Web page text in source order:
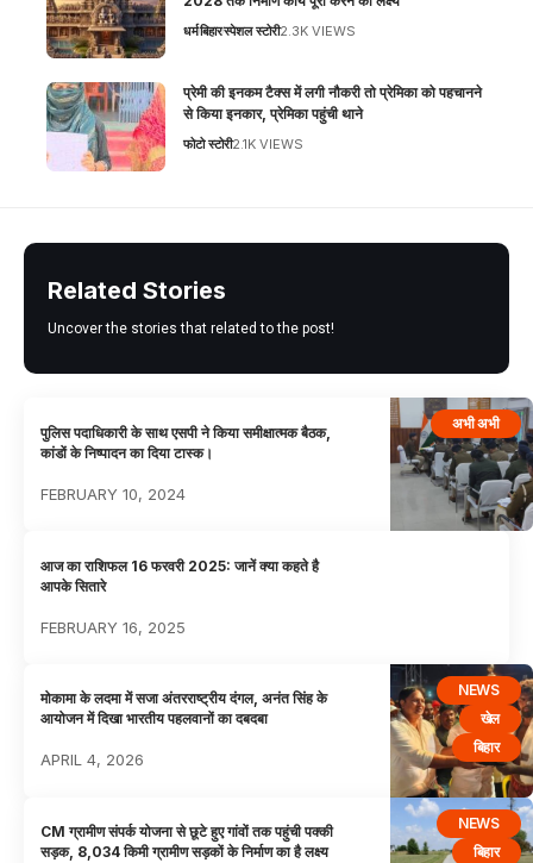
धर्मबिहारस्पेशल स्टोरी2.3K VIEWS
प्रेमी की इनकम टैक्स में लगी नौकरी तो प्रेमिका को पहचानने
से किया इनकार, प्रेमिका पहुंची थाने
फोटो स्टोरी2.1K VIEWS
Related Stories
Uncover the stories that related to the post!
अभी अभी
पुलिस पदाधिकारी के साथ एसपी ने किया समीक्षात्मक बैठक,
कांडों के निष्पादन का दिया टास्क।
FEBRUARY 10, 2024
आज का राशिफल 16 फरवरी 2025: जानें क्या कहते है
आपके सितारे
FEBRUARY 16, 2025
NEWS
खेल
बिहार
मोकामा के लदमा में सजा अंतरराष्ट्रीय दंगल, अनंत सिंह के
आयोजन में दिखा भारतीय पहलवानों का दबदबा
APRIL 4, 2026
NEWS
बिहार
CM ग्रामीण संपर्क योजना से छूटे हुए गांवों तक पहुंची पक्की
सड़क, 8,034 किमी ग्रामीण सड़कों के निर्माण का है लक्ष्य